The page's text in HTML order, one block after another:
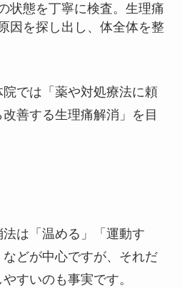
状態を丁寧に検査。生理痛
因を探し出し、体全体を整
では「薬や対処療法に頼
善する生理痛解消」を目
は「温める」「運動す
どが中心ですが、それだ
すいのも事実です。